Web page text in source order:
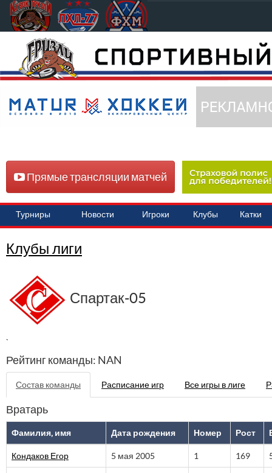
Прямые трансляции матчей
Турниры Новости Игроки Клубы Катки
Клубы лиги
Спартак-05
`
Рейтинг команды: NAN
Состав команды Расписание игр Все игры в лиге
Вратарь
Фамилия, имя Дата рождения Номер Рост
Кондаков Егор 5 мая 2005 1 169